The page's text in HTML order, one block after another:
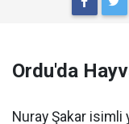
Ordu'da
Nuray Şakar isimli